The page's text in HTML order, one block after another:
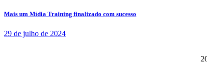
Mais um Mídia Training finalizado com sucesso
29 de julho de 2024